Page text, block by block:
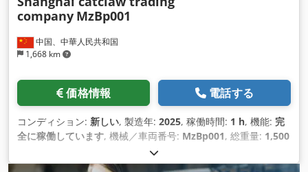
中国、中華人民共和国
1,668 km
company MzBp001
価格情報 電話する
コンディション: 新しい, 製造年: 2025, 稼働時間: 1 h, 機能: 完
全に稼働しています, 機械／車両番号: MzBp001, 総重量: 1,500
3,800 mm
1,900 mm, 出力:1.8 キロワット (2.45 馬力), 燃料の種類:ガス,